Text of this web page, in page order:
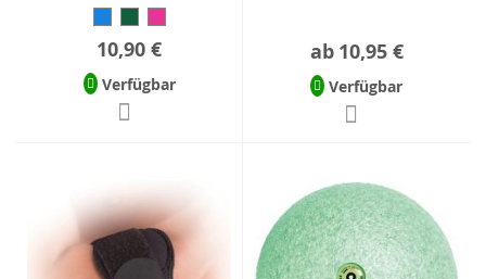
10,90 €
Verfügbar
ab 10,95 €
Verfügbar